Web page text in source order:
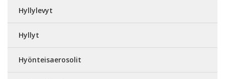
Hyllylevyt
Hyllyt
Hyönteisaerosolit